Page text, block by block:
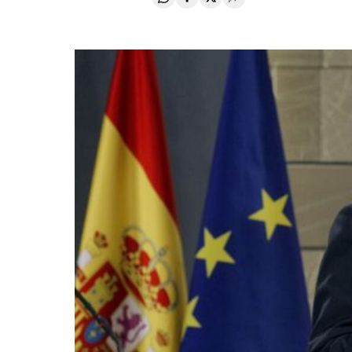
Compartir en Whatsapp
Compartir en Facebook
Compartir en Twitter
Desplegar Redes